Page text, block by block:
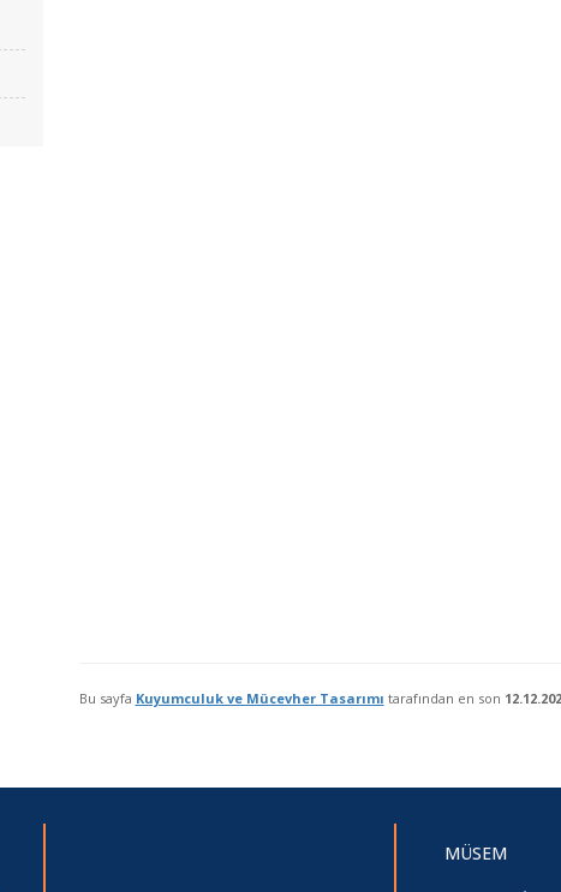
Bu sayfa Kuyumculuk ve Mücevher Tasarımı tarafından en son
MÜSEM